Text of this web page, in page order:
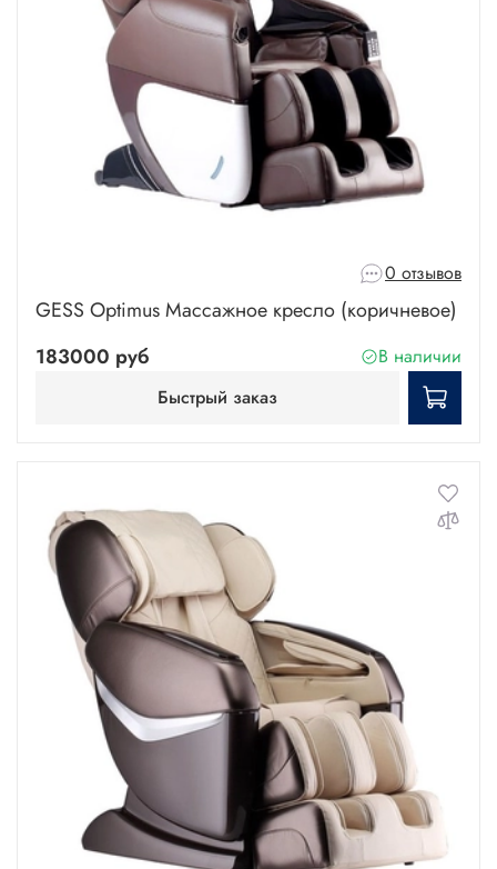
0 отзывов
GESS Optimus Массажное кресло (коричневое)
183000 руб
В наличии
Быстрый заказ